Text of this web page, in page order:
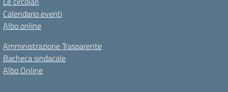
Calendario eventi
Albo online
Amministrazione Trasparente
Bacheca sindacale
Albo Online